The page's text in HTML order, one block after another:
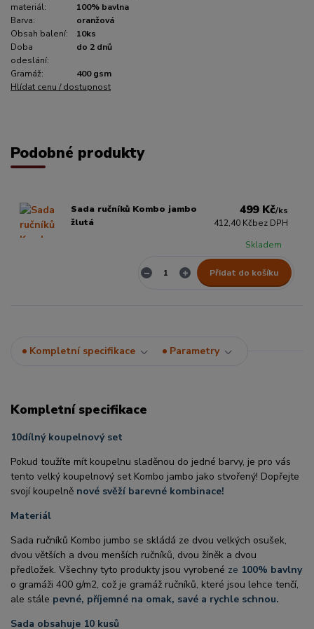
materiál:
100% bavlna
Barva:
oranžová
Obsah balení:
10ks
Doba
odeslání:
do 2 dnů
Gramáž:
400 gsm
Hlídat cenu / dostupnost
Podobné produkty
Sada ručníků Kombo jambo
žlutá
499 Kč/ks
412,40 Kčbez DPH
Skladem
Přidat do košíku
Kompletní specifikace Parametry
Kompletní specifikace
10dílný koupelnový set
Pokud toužíte mít koupelnu sladěnou do jedné barvy, je pro vás
tento velký koupelnový set Kombo jambo jako stvořený! Dopřejte
svojí koupelně nové svěží barevné kombinace!
Materiál
Sada ručníků Kombo jumbo se skládá ze dvou velkých osušek,
dvou větších a dvou menších ručníků, dvou žíněk a dvou
předložek. Všechny tyto produkty jsou vyrobené ze 100% bavlny
o gramáži 400 g/m2, což je gramáž ručníků, které jsou lehce tenčí,
ale stále pevné, příjemné na omak, savé a rychle schnou.
Sada obsahuje 10 kusů